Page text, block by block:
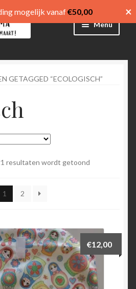
Menu
GETAGGED “ECOLOGISCH”
resultaten wordt getoond
1 2
€12,00
mogelijk vanaf€50,00 ×